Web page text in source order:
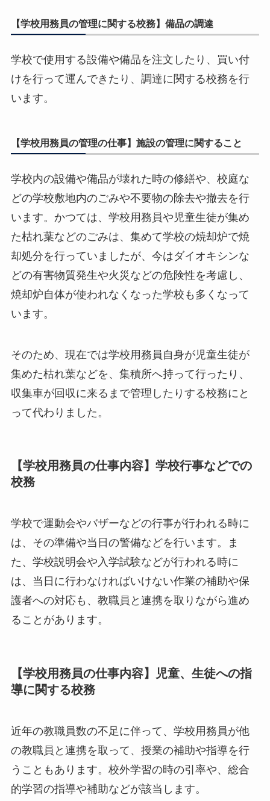
【学校用務員の管理に関する校務】備品の調達
学校で使用する設備や備品を注文したり、買い付
けを行って運んできたり、調達に関する校務を行
います。
【学校用務員の管理の仕事】施設の管理に関すること
学校内の設備や備品が壊れた時の修繕や、校庭な
どの学校敷地内のごみや不要物の除去や撤去を行
います。かつては、学校用務員や児童生徒が集め
た枯れ葉などのごみは、集めて学校の焼却炉で焼
却処分を行っていましたが、今はダイオキシンな
どの有害物質発生や火災などの危険性を考慮し、
焼却炉自体が使われなくなった学校も多くなって
います。
そのため、現在では学校用務員自身が児童生徒が
集めた枯れ葉などを、集積所へ持って行ったり、
収集車が回収に来るまで管理したりする校務にと
って代わりました。
【学校用務員の仕事内容】学校行事などでの
校務
学校で運動会やバザーなどの行事が行われる時に
は、その準備や当日の警備などを行います。ま
た、学校説明会や入学試験などが行われる時に
は、当日に行わなければいけない作業の補助や保
護者への対応も、教職員と連携を取りながら進め
ることがあります。
【学校用務員の仕事内容】児童、生徒への指
導に関する校務
近年の教職員数の不足に伴って、学校用務員が他
の教職員と連携を取って、授業の補助や指導を行
うこともあります。校外学習の時の引率や、総合
的学習の指導や補助などが該当します。